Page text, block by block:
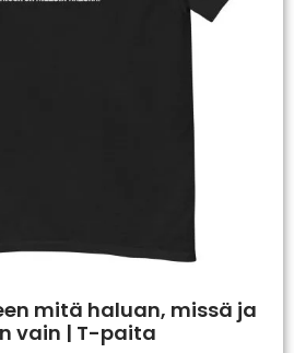
mitä haluan, missä ja
vain | T-paita